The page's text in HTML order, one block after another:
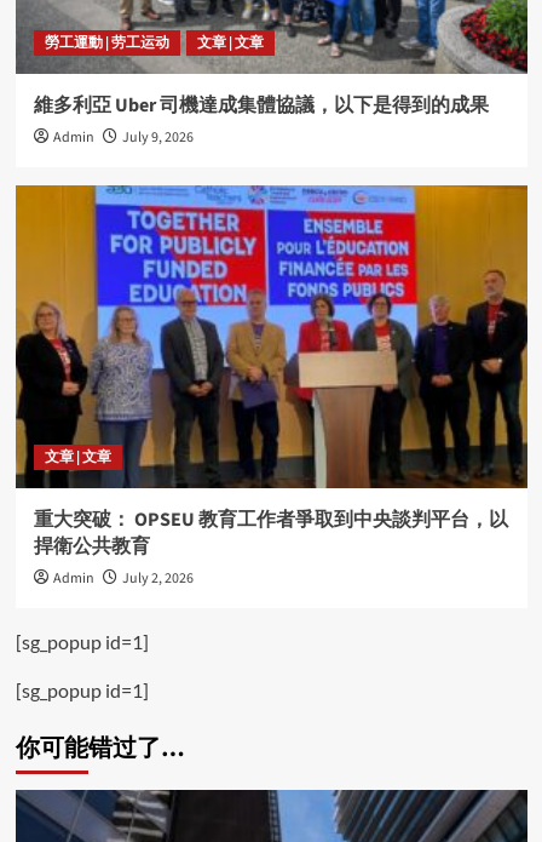
勞工運動 | 劳工运动 文章 | 文章
維多利亞 Uber 司機達成集體協議，以下是得到的成果
Admin July 9, 2026
文章 | 文章
重大突破： OPSEU 教育工作者爭取到中央談判平台，以
捍衛公共教育
Admin July 2, 2026
[sg_popup id=1]
[sg_popup id=1]
你可能错过了…